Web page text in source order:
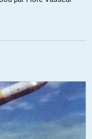
et
et véritables
dérange
petit confort de pensées